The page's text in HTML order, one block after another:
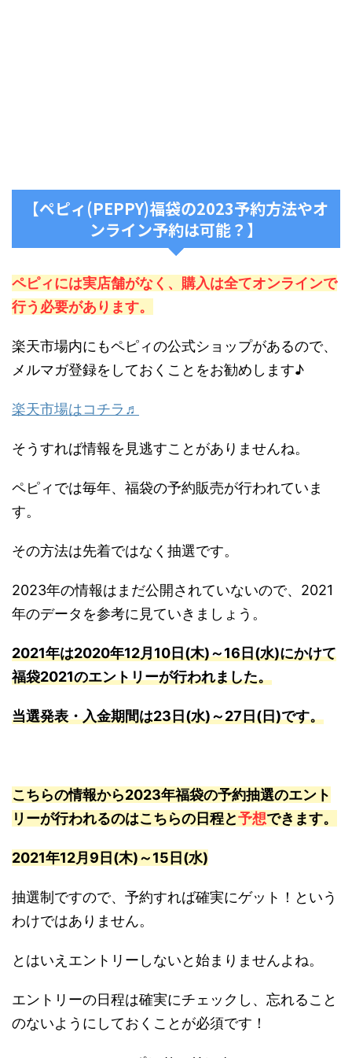
【ペピィ(PEPPY)福袋の2023予約方法やオ
ンライン予約は可能？】
ペピィには実店舗がなく、購入は全てオンラインで
行う必要があります。
楽天市場内にもペピィの公式ショップがあるので、
メルマガ登録をしておくことをお勧めします♪
楽天市場はコチラ♬
そうすれば情報を見逃すことがありませんね。
ペピィでは毎年、福袋の予約販売が行われていま
す。
その方法は先着ではなく抽選です。
2023年の情報はまだ公開されていないので、2021
年のデータを参考に見ていきましょう。
2021年は2020年12月10日(木)～16日(水)にかけて
福袋2021のエントリーが行われました。
当選発表・入金期間は23日(水)～27日(日)です。
こちらの情報から2023年福袋の予約抽選のエント
リーが行われるのはこちらの日程と予想できます。
2021年12月9日(木)～15日(水)
抽選制ですので、予約すれば確実にゲット！という
わけではありません。
とはいえエントリーしないと始まりませんよね。
エントリーの日程は確実にチェックし、忘れること
のないようにしておくことが必須です！